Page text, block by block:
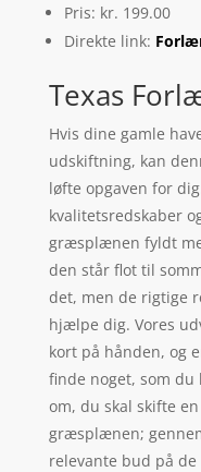
Pris: kr. 199.00
Direkte link:
Texas
Hvis dine gamle
udskiftning, kan
løfte opgaven for
kvalitetsredskaber
græsplænen fyldt
den står flot til
det, men de rigtige
hjælpe dig. Vores
kort på hånden, og
finde noget, som
om, du skal skifte
græsplænen;
relevante bud på